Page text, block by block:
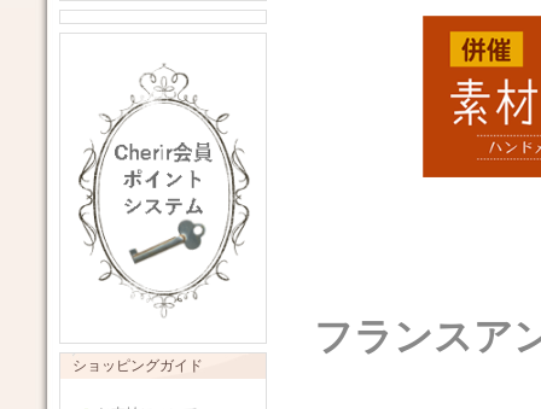
ショッピングガイド
フランス